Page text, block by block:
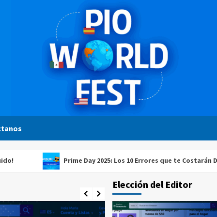
Prime Day 2025: Los 10 Errores que te Costarán Dinero (Y
Elección del Editor